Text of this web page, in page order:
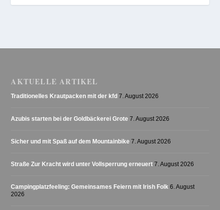
AKTUELLE ARTIKEL
Traditionelles Krautpacken mit der kfd 7. August 2026
Azubis starten bei der Goldbäckerei Grote 7. August 2026
Sicher und mit Spaß auf dem Mountainbike 7. August 2026
Straße Zur Kracht wird unter Vollsperrung erneuert 7. August 2026
Campingplatzfeeling: Gemeinsames Feiern mit Irish Folk 6. August
2026